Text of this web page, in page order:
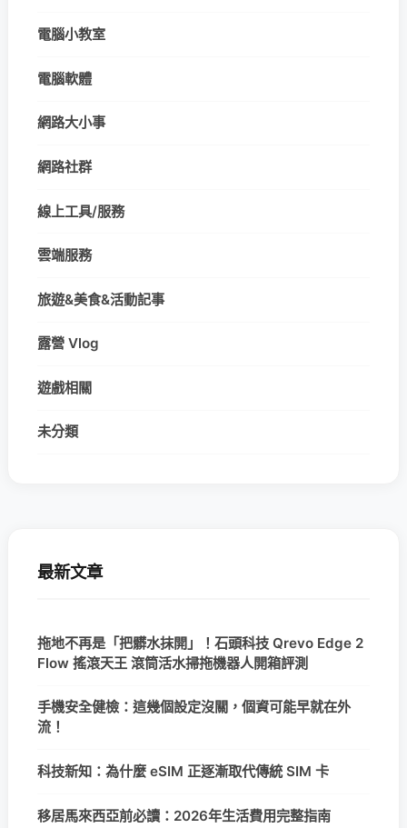
電腦小教室
電腦軟體
網路大小事
網路社群
線上工具/服務
雲端服務
旅遊&美食&活動記事
露營 Vlog
遊戲相關
未分類
最新文章
拖地不再是「把髒水抹開」！石頭科技 Qrevo Edge 2
Flow 搖滾天王 滾筒活水掃拖機器人開箱評測
手機安全健檢：這幾個設定沒關，個資可能早就在外
流！
科技新知：為什麼 eSIM 正逐漸取代傳統 SIM 卡
移居馬來西亞前必讀：2026年生活費用完整指南